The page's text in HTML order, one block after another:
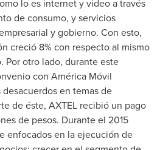
lo es internet y video a través
de consumo, y servicios
y gobierno. Con esto,
creció 8% con respecto al mismo
Por otro lado, durante este
con América Móvil
en temas de
de éste, AXTEL recibió un pago
de pesos. Durante el 2015
enfocados en la ejecución de